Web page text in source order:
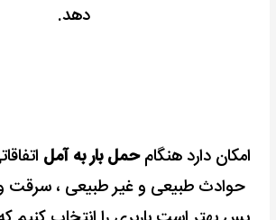
دهد.
امکان دارد هنگامحمل بار به آمل
حوادث طبیعی و غیر طبیعی ، سرقت